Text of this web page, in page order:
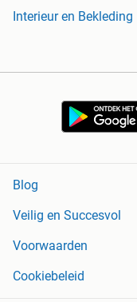
Interieur en Bekleding
Blog
Veilig en Succesvol
Voorwaarden
Cookiebeleid